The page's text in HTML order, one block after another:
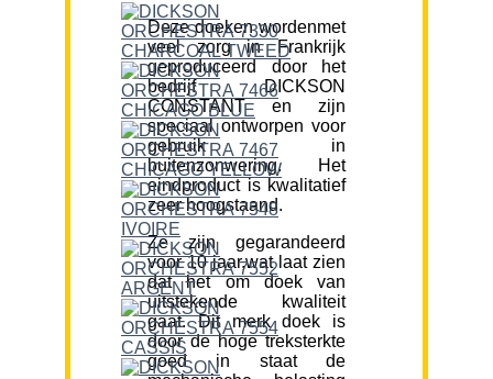
Deze doeken wordenmet
veel zorg in Frankrijk
geproduceerd door het
bedrijf DICKSON
CONSTANT en zijn
speciaal ontworpen voor
gebruik in
buitenzonwering. Het
eindproduct is kwalitatief
zeer hoogstaand.
Ze zijn gegarandeerd
voor 10 jaar,wat laat zien
dat het om doek van
uitstekende kwaliteit
gaat. Dit merk doek is
door de hoge treksterkte
goed in staat de